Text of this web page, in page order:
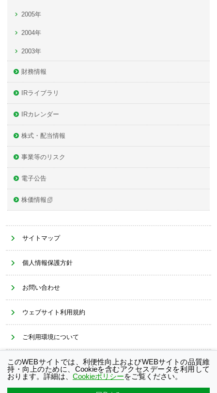
2005年
2004年
2003年
財務情報
IRライブラリ
IRカレンダー
株式・配当情報
事業等のリスク
電子公告
株価情報
サイトマップ
個人情報保護方針
お問い合わせ
ウェブサイト利用規約
ご利用環境について
Cookieポリシー
このWEBサイトでは、利便性向上およびWEBサイトの品質維
持・向上のために、Cookieを含むアクセスデータを利用して
おります。詳細は、 Cookieポリシーをご覧ください。